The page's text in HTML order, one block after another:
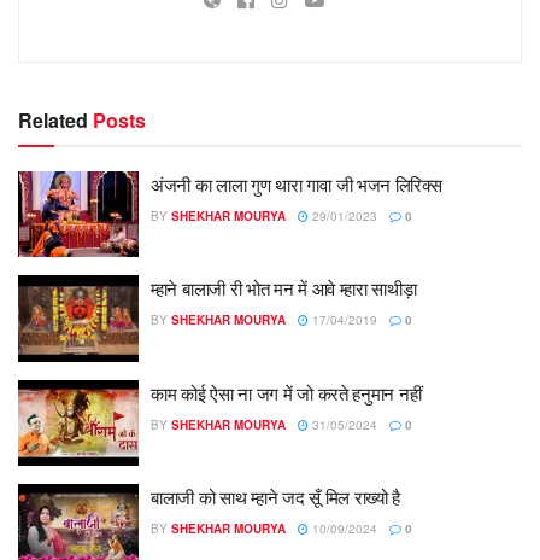
Related Posts
अंजनी का लाला गुण थारा गावा जी भजन लिरिक्स
BY SHEKHAR MOURYA 29/01/2023 0
म्हाने बालाजी री भोत मन में आवे म्हारा साथीड़ा
BY SHEKHAR MOURYA 17/04/2019 0
काम कोई ऐसा ना जग में जो करते हनुमान नहीं
BY SHEKHAR MOURYA 31/05/2024 0
बालाजी को साथ म्हाने जद सूँ मिल राख्यो है
BY SHEKHAR MOURYA 10/09/2024 0